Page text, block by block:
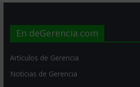
En deGerencia.com
Artículos de Gerencia
Noticias de Gerencia